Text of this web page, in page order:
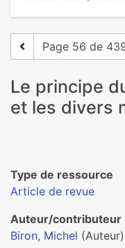
Page 56 de
Le principe
et les divers
Type de ressource
Article de revue
Auteur/contributeur
Biron, Michel (Auteur)